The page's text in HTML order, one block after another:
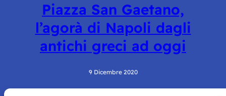
Piazza San Gaetano,
l’agorà di Napoli dagli
antichi greci ad oggi
9 Dicembre 2020